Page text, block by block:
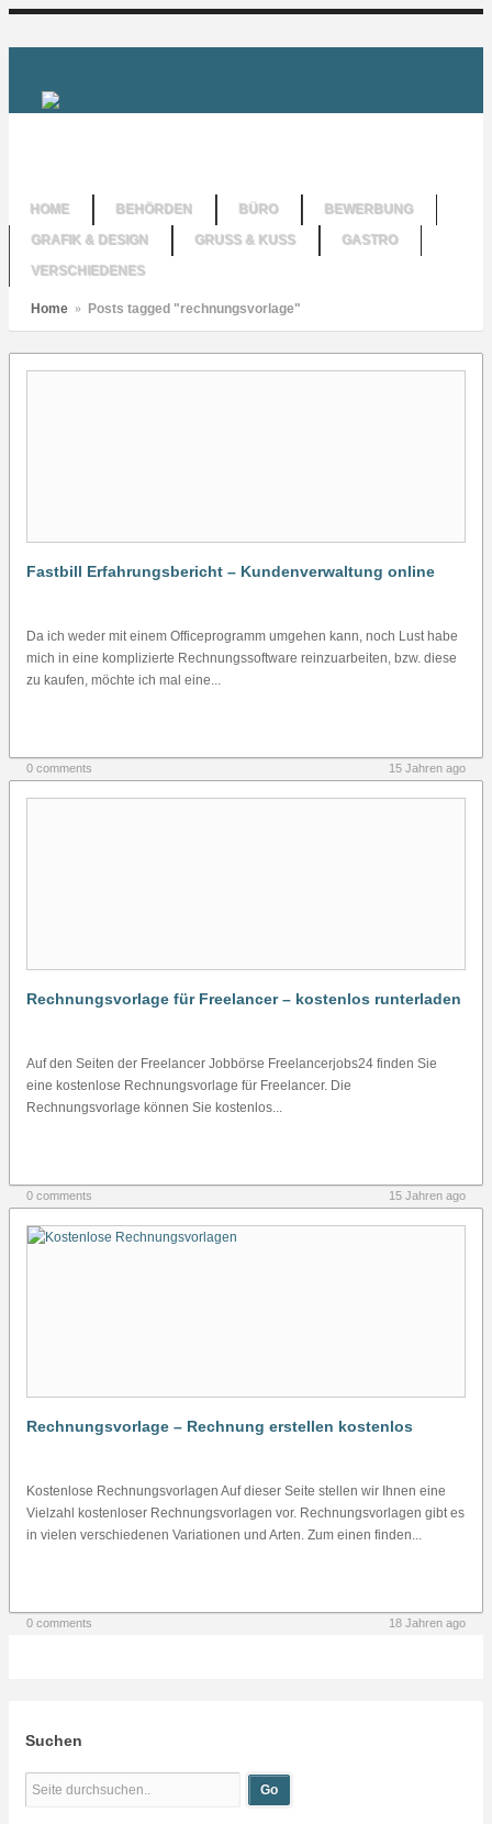
HOME BEHÖRDEN BÜRO
BEWERBUNG
GRAFIK & DESIGN
GRUSS & KUSS
GASTRO
VERSCHIEDENES
Home » Posts tagged "rechnungsvorlage"
Fastbill Erfahrungsbericht – Kundenverwaltung online
Da ich weder mit einem Officeprogramm umgehen kann, noch Lust habe
mich in eine komplizierte Rechnungssoftware reinzuarbeiten, bzw. diese
zu kaufen, möchte ich mal eine...
0 comments 15 Jahren ago
Rechnungsvorlage für Freelancer – kostenlos runterladen
Auf den Seiten der Freelancer Jobbörse Freelancerjobs24 finden Sie
eine kostenlose Rechnungsvorlage für Freelancer. Die
Rechnungsvorlage können Sie kostenlos...
0 comments 15 Jahren ago
Rechnungsvorlage – Rechnung erstellen kostenlos
Kostenlose Rechnungsvorlagen Auf dieser Seite stellen wir Ihnen eine
Vielzahl kostenloser Rechnungsvorlagen vor. Rechnungsvorlagen gibt es
in vielen verschiedenen Variationen und Arten. Zum einen finden...
0 comments 18 Jahren ago
Suchen